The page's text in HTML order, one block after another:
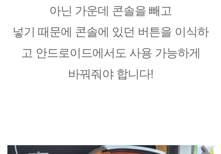
아닌 가운데 콘솔을 빼고
넣기 때문에 콘솔에 있던 버튼을 이식하
고 안드로이드에서도 사용 가능하게
바꿔줘야 합니다!